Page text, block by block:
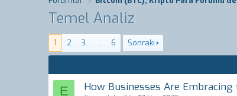
Temel Analiz
1 2 3 … 6 Sonraki
E How Businesses Are